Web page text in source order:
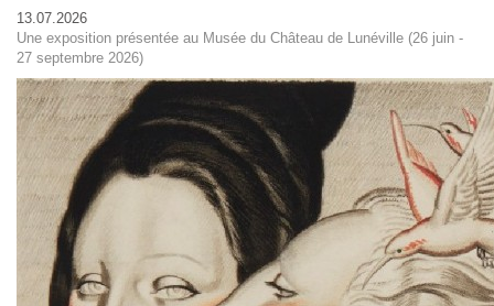
13.07.2026
Une exposition présentée au Musée du Château de Lunéville (26 juin -
27 septembre 2026)